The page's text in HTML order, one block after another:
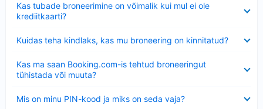
Kas tubade broneerimine on võimalik kui mul ei ole
krediitkaarti?
Kuidas teha kindlaks, kas mu broneering on kinnitatud?
Kas ma saan Booking.com-is tehtud broneeringut
tühistada või muuta?
Mis on minu PIN-kood ja miks on seda vaja?